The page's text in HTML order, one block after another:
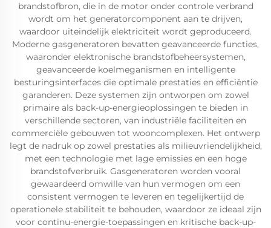
brandstofbron, die in de motor onder controle verbrand
wordt om het generatorcomponent aan te drijven,
waardoor uiteindelijk elektriciteit wordt geproduceerd.
Moderne gasgeneratoren bevatten geavanceerde functies,
waaronder elektronische brandstofbeheersystemen,
geavanceerde koelmeganismen en intelligente
besturingsinterfaces die optimale prestaties en efficiëntie
garanderen. Deze systemen zijn ontworpen om zowel
primaire als back-up-energieoplossingen te bieden in
verschillende sectoren, van industriële faciliteiten en
commerciële gebouwen tot wooncomplexen. Het ontwerp
legt de nadruk op zowel prestaties als milieuvriendelijkheid,
met een technologie met lage emissies en een hoge
brandstofverbruik. Gasgeneratoren worden vooral
gewaardeerd omwille van hun vermogen om een
consistent vermogen te leveren en tegelijkertijd de
operationele stabiliteit te behouden, waardoor ze ideaal zijn
voor continu-energie-toepassingen en kritische back-up-